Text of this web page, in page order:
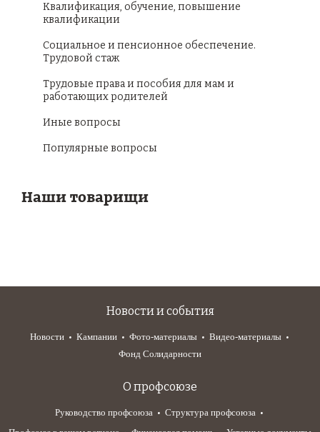
Квалификация, обучение, повышение
квалификации
Социальное и пенсионное обеспечение.
Трудовой стаж
Трудовые права и пособия для мам и
работающих родителей
Иные вопросы
Популярные вопросы
Наши товарищи
Новости и события
Новости Кампании Фото-материалы
Видео-материалы
Фонд Солидарности
О профсоюзе
Руководство профсоюза
Структура профсоюза